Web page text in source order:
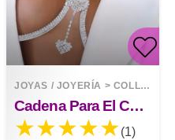
JOYAS / JOYERÍA > COLLARES
Cadena Para El Cuerpo Con Soporte Para El Pecho Con Colgante De Corazón Doble Para Damas
(1)